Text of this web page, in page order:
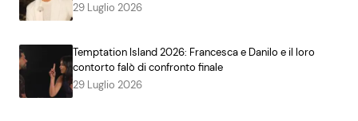
29 Luglio 2026
Temptation Island 2026: Francesca e Danilo e il loro
contorto falò di confronto finale
29 Luglio 2026